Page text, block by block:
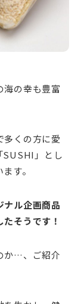
海の幸も豊富
多くの方に愛
SUSHI」とし
す。
ナル企画商品
そうです！
か…、ご紹介